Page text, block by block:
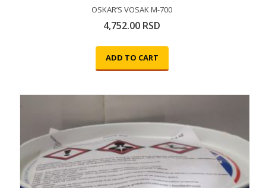
OSKAR’S VOSAK M-700
4,752.00 RSD
ADD TO CART